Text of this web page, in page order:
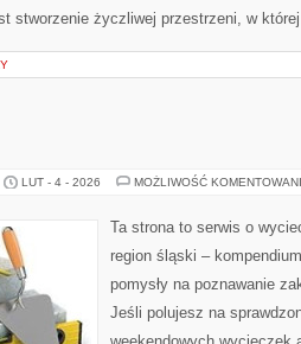
stworzenie życzliwej przestrzeni, w
LUT - 4 - 2026 MOŻLIWOŚĆ
Ta strona to serwis o
region śląski –
pomysły na poznawanie
Jeśli polujesz na